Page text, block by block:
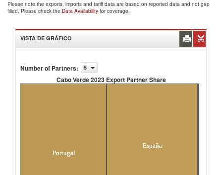
Please note the exports, imports and tariff data are based on reported data and not gap
filled. Please check the Data Availability for coverage.
VISTA DE GRÁFICO
Number of Partners: 5
Cabo Verde 2023 Export Partner Share
Portugal
España